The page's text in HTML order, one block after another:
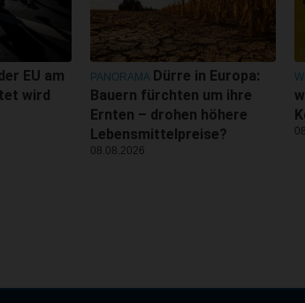
EU am
wird
PANORAMA Dürre in Europa:
Bauern fürchten um ihre
Ernten – drohen höhere
Lebensmittelpreise?
08.08.2026